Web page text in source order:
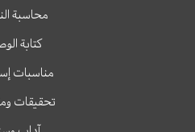
محاسبة
كتابة
مناسبات
تحقيقات